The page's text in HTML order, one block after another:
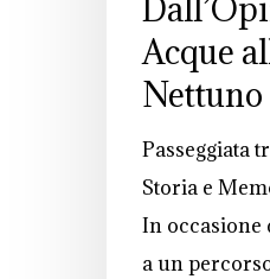
Acque
Nettuno
Passeggiata
Storia e
In occasione
a un